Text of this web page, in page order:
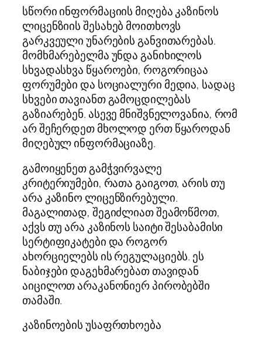
სწორი ინფორმაციის მიღება კაზინოს
ლიცენზიის შესახებ მოითხოვს
გარკვეული უნარების განვითარებას.
მომხმარებელმა უნდა განიხილოს
სხვადასხვა წყაროები, როგორიცაა
ფორუმები და სოციალური მედია, სადაც
სხვები თავიანთ გამოცდილებას
გაზიარებენ. ასევე მნიშვნელოვანია, რომ
არ შეჩერდეთ მხოლოდ ერთ წყაროდან
მიღებულ ინფორმაციაზე.
გამოიყენეთ გამჭვირვალე
კრიტერიუმები, რათა გაიგოთ, არის თუ
არა კაზინო ლიცენზირებული.
მაგალითად, შეგიძლიათ შეამოწმოთ,
აქვს თუ არა კაზინოს საიტი შესაბამისი
სერტიფიკატები და როგორ
ახორციელებს ის რეგულაციებს. ეს
ნაბიჯები დაგეხმარებათ თავიდან
აიცილოთ არაკანონიერ პირობებში
თამაში.
კაზინოების უსაფრთხოება